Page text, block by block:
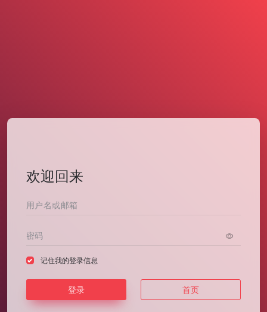
欢迎回来
记住我的登录信息
登录 首页